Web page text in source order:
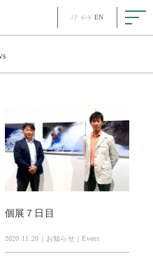
JP EN
個展７日目
2020.11.20｜お知らせ｜Event
JP EN